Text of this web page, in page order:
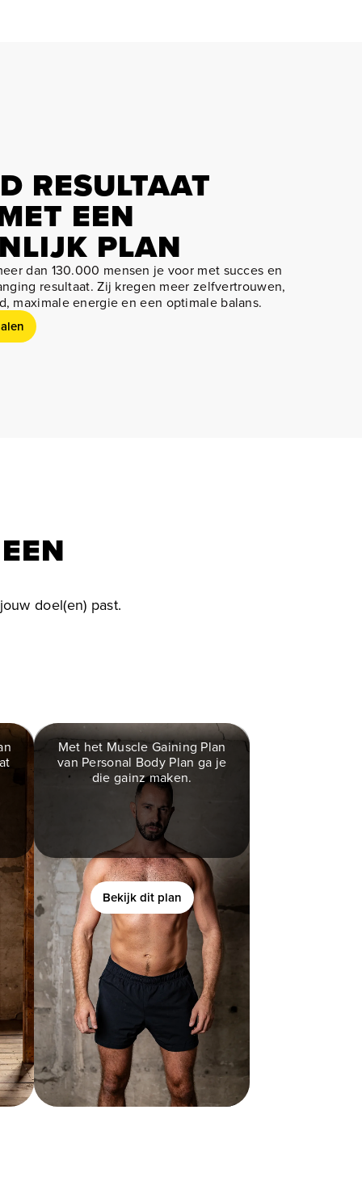
RESULTAAT
EEN
PLAN
dan 130.000 mensen je voor met succes en
resultaat. Zij kregen meer zelfvertrouwen,
maximale energie en een optimale balans.
doel(en) past.
MUSCLE GAINING
PLAN
Ben jij een man die graag
spiermassa op wilt bouwen,
maar het moeilijk vindt om dit
te realiseren?
Bekijk dit plan
Met het Muscle Gaining Plan
van Personal Body Plan ga je
die gainz maken.